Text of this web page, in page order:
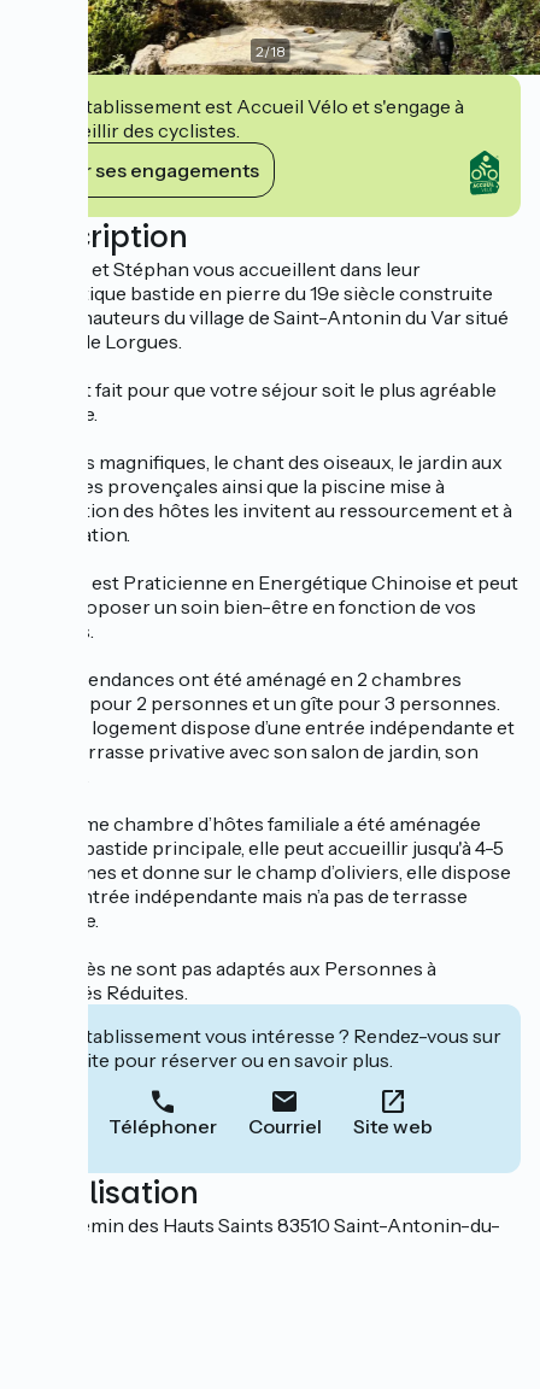
2/18
Cet établissement est Accueil Vélo et s'engage à
accueillir des cyclistes.
Voir ses engagements
Description
Adeline et Stéphan vous accueillent dans leur
authentique bastide en pierre du 19e siècle construite
sur les hauteurs du village de Saint-Antonin du Var situé
à 7 km de Lorgues.
Tout est fait pour que votre séjour soit le plus agréable
possible.
Les vues magnifiques, le chant des oiseaux, le jardin aux
essences provençales ainsi que la piscine mise à
disposition des hôtes les invitent au ressourcement et à
la relaxation.
Adeline est Praticienne en Energétique Chinoise et peut
vous proposer un soin bien-être en fonction de vos
besoins.
Les dépendances ont été aménagé en 2 chambres
d’hôtes pour 2 personnes et un gîte pour 3 personnes.
Chaque logement dispose d’une entrée indépendante et
d’une terrasse privative avec son salon de jardin, son
Une 3ème chambre d’hôtes familiale a été aménagée
dans la bastide principale, elle peut accueillir jusqu'à 4-5
personnes et donne sur le champ d’oliviers, elle dispose
d’une entrée indépendante mais n’a pas de terrasse
privative.
Les accès ne sont pas adaptés aux Personnes à
Mobilités Réduites.
Cet établissement vous intéresse ? Rendez-vous sur
leur site pour réserver ou en savoir plus.
Téléphoner Courriel Site web
Localisation
491 Chemin des Hauts Saints 83510 Saint-Antonin-du-